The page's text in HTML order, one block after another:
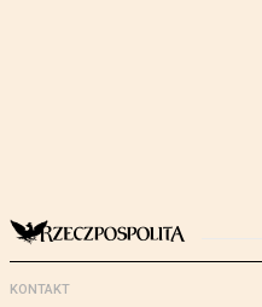
KONTAKT